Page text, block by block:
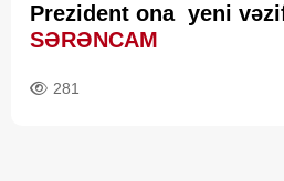
Prezident ona yeni
SƏRƏNCAM
281